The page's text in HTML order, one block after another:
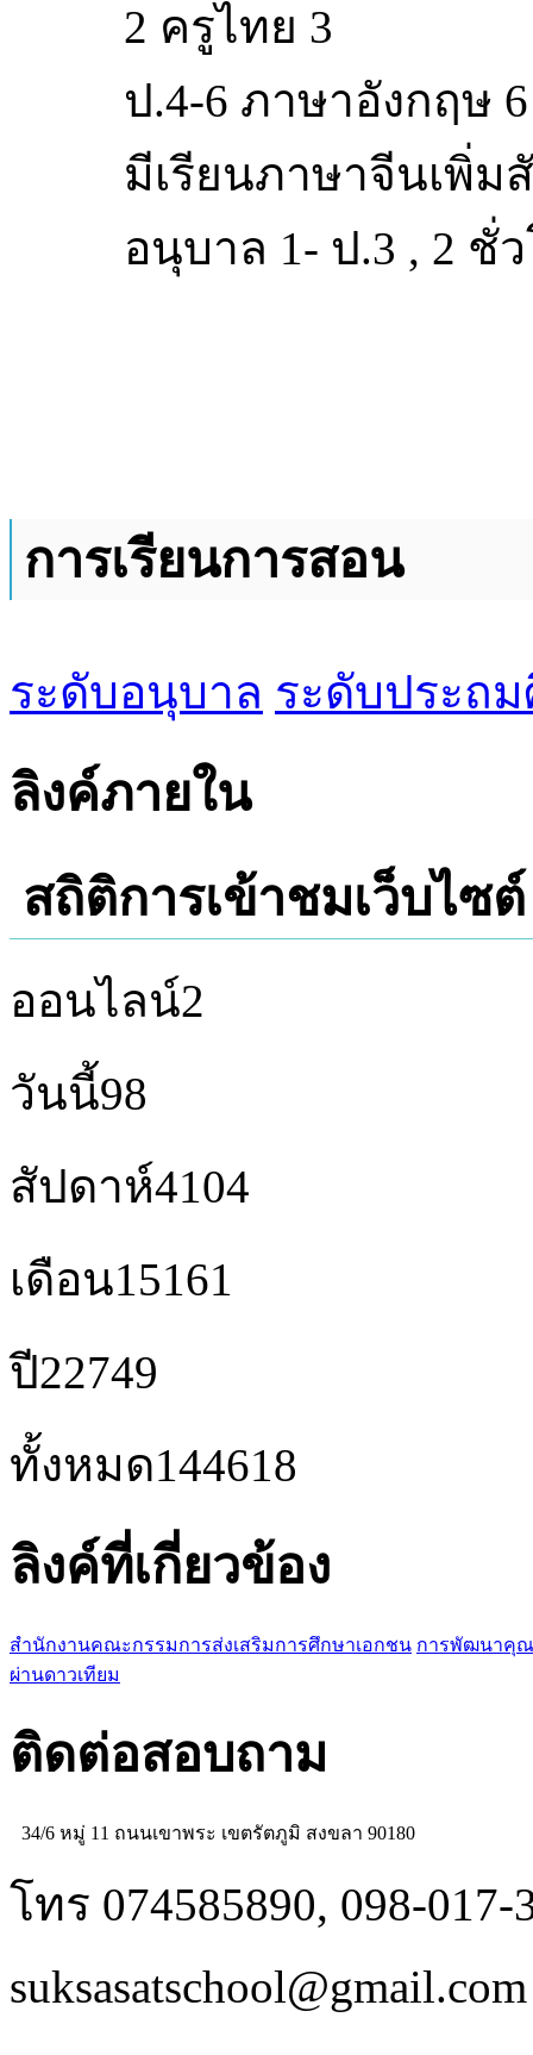
2 ครูไทย 3
ป.4-6 ภาษาอังกฤษ
มีเรียนภาษาจีนเพิ่ม
อนุบาล 1- ป.3 , 2 ชั่
การเรียนการสอน
ระดับอนุบาล ระดับประถ
ลิงค์ภายใน
สถิติการเข้าชมเว็บไซต์
ออนไลน์2
วันนี้98
สัปดาห์4104
เดือน15161
ปี22749
ทั้งหมด144618
ลิงค์ที่เกี่ยวข้อง
สำนักงานคณะกรรมการส่งเสริมการศึกษาเอกชน การพัฒนาคุณ
ผ่านดาวเทียม
ติดต่อสอบถาม
34/6 หมู่ 11 ถนนเขาพระ เขตรัตภูมิ สงขลา 90180
โทร 074585890, 098-017-
suksasatschool@gmail.com